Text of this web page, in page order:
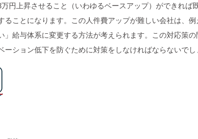
円上昇させること（いわゆるベースアップ）ができれば
ることになります。この人件費アップが難しい会社は、
給与体系に変更する方法が考えられます。この対応策
ション低下を防ぐために対策をしなければならないでし